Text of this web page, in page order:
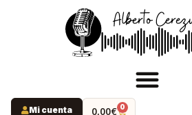
Mi cuenta 0,00€ 0